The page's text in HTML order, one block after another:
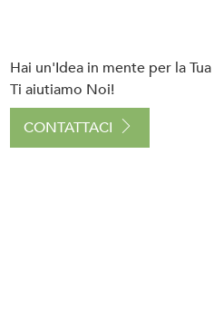
Hai un'Idea in mente per la
Ti aiutiamo Noi!
CONTATTACI